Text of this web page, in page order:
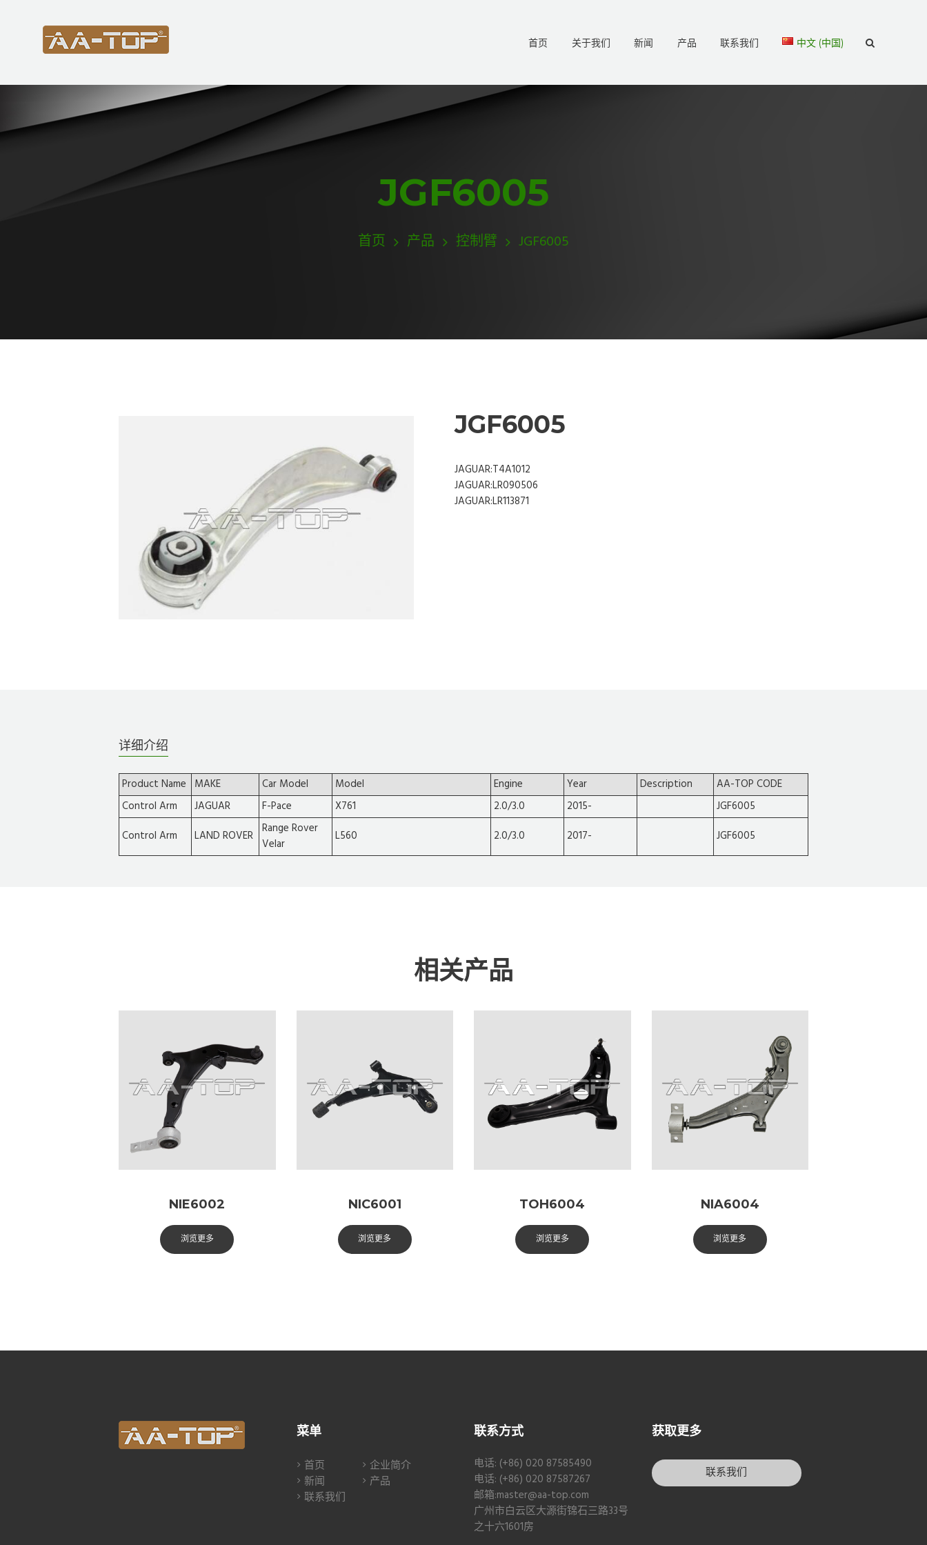
首页 关于我们 新闻 产品 联系我们 中文 (中国)
JGF6005
首页 产品 控制臂 JGF6005
JGF6005
JAGUAR:T4A1012
JAGUAR:LR090506
JAGUAR:LR113871
详细介绍
Product Name MAKE Car Model Model Engine Year Description
AA-TOP CODE
Control Arm
JAGUAR F-Pace X761 2.0/3.0 2015-
JGF6005
Control Arm
LAND ROVER Range Rover
Velar
L560 2.0/3.0 2017- JGF6005
相关产品
NIE6002
浏览更多
NIC6001
浏览更多
TOH6004
浏览更多
NIA6004
浏览更多
菜单
首页
企业简介
新闻
产品
联系我们
联系方式
电话: (+86) 020 87585490
电话: (+86) 020 87587267
邮箱:master@aa-top.com
广州市白云区大源街锦石三路33号
之十六1601房
获取更多
联系我们